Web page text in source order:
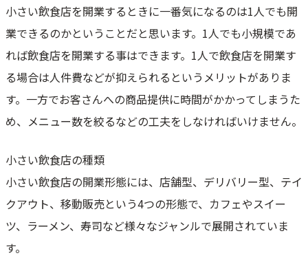
小さい飲食店を開業するときに一番気になるのは1人でも開
業できるのかということだと思います。1人でも小規模であ
れば飲食店を開業する事はできます。1人で飲食店を開業す
る場合は人件費などが抑えられるというメリットがありま
す。一方でお客さんへの商品提供に時間がかかってしまうた
め、メニュー数を絞るなどの工夫をしなければいけません。
小さい飲食店の種類
小さい飲食店の開業形態には、店舗型、デリバリー型、テイ
クアウト、移動販売という4つの形態で、カフェやスイー
ツ、ラーメン、寿司など様々なジャンルで展開されていま
す。